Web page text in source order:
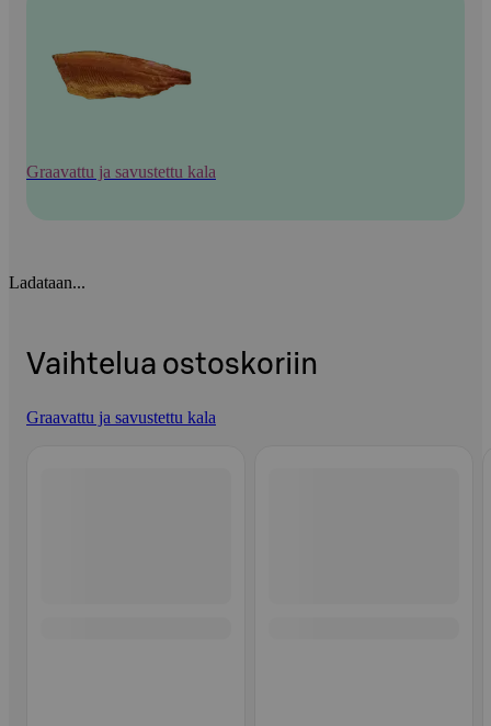
Graavattu ja savustettu kala
Ladataan...
Vaihtelua ostoskoriin
Graavattu ja savustettu kala